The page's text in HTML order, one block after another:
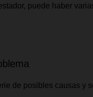
puede haber
de posibles causas y